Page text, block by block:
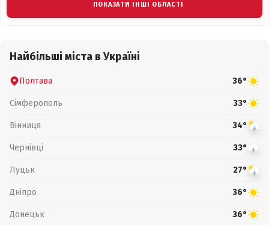
ПОКАЗАТИ ІНШІ ОБЛАСТІ
Найбільші міста в Україні
Полтава 36°
Сімферополь 33°
Вінниця 34°
Чернівці 33°
Луцьк 27°
Дніпро 36°
Донецьк 36°